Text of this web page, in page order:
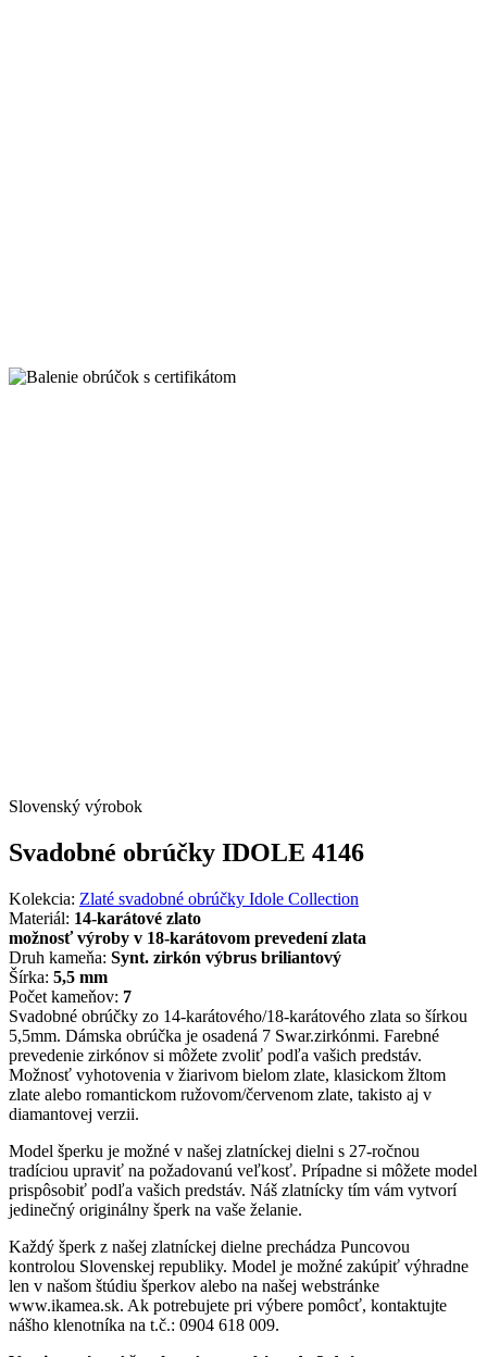
Slovenský výrobok
Svadobné obrúčky IDOLE 4146
Kolekcia: Zlaté svadobné obrúčky Idole Collection
Materiál: 14-karátové zlato
možnosť výroby v 18-karátovom prevedení zlata
Druh kameňa: Synt. zirkón výbrus briliantový
Šírka: 5,5 mm
Počet kameňov: 7
Svadobné obrúčky zo 14-karátového/18-karátového zlata so šírkou
5,5mm. Dámska obrúčka je osadená 7 Swar.zirkónmi. Farebné
prevedenie zirkónov si môžete zvoliť podľa vašich predstáv.
Možnosť vyhotovenia v žiarivom bielom zlate, klasickom žltom
zlate alebo romantickom ružovom/červenom zlate, takisto aj v
diamantovej verzii.
Model šperku je možné v našej zlatníckej dielni s 27-ročnou
tradíciou upraviť na požadovanú veľkosť. Prípadne si môžete model
prispôsobiť podľa vašich predstáv. Náš zlatnícky tím vám vytvorí
jedinečný originálny šperk na vaše želanie.
Každý šperk z našej zlatníckej dielne prechádza Puncovou
kontrolou Slovenskej republiky. Model je možné zakúpiť výhradne
len v našom štúdiu šperkov alebo na našej webstránke
www.ikamea.sk. Ak potrebujete pri výbere pomôcť, kontaktujte
nášho klenotníka na t.č.: 0904 618 009.